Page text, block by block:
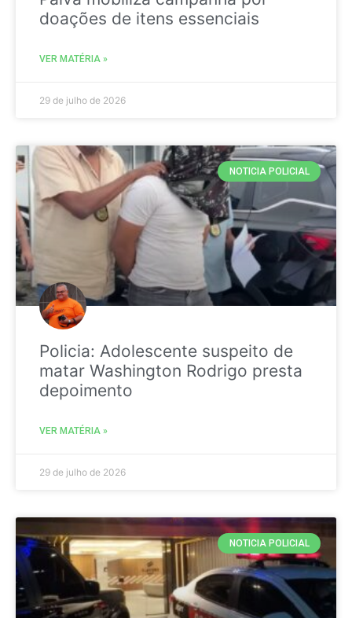
doações de itens essenciais
VER MATÉRIA »
29 de julho de 2026
NOTICIA POLICIAL
Policia: Adolescente suspeito de
matar Washington Rodrigo presta
depoimento
VER MATÉRIA »
29 de julho de 2026
NOTICIA POLICIAL